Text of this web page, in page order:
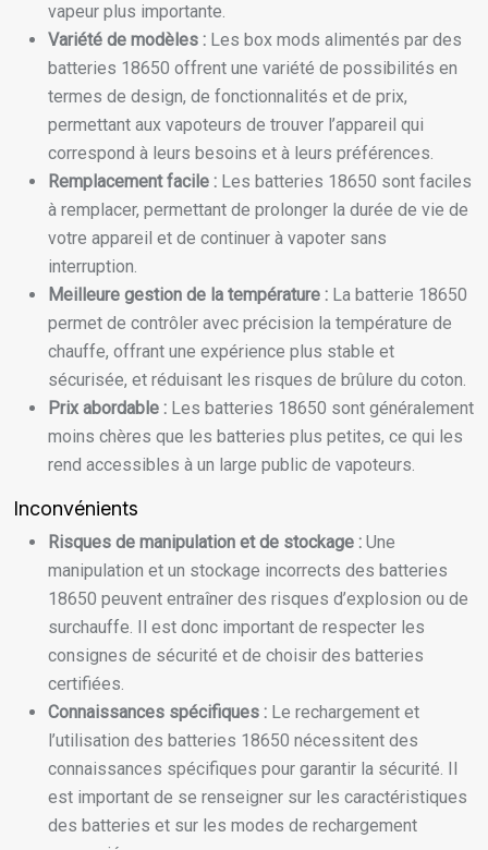
vapeur plus importante.
Variété de modèles : Les box mods alimentés par des
batteries 18650 offrent une variété de possibilités en
termes de design, de fonctionnalités et de prix,
permettant aux vapoteurs de trouver l’appareil qui
correspond à leurs besoins et à leurs préférences.
Remplacement facile : Les batteries 18650 sont faciles
à remplacer, permettant de prolonger la durée de vie de
votre appareil et de continuer à vapoter sans
interruption.
Meilleure gestion de la température : La batterie 18650
permet de contrôler avec précision la température de
chauffe, offrant une expérience plus stable et
sécurisée, et réduisant les risques de brûlure du coton.
Prix abordable : Les batteries 18650 sont généralement
moins chères que les batteries plus petites, ce qui les
rend accessibles à un large public de vapoteurs.
Inconvénients
Risques de manipulation et de stockage : Une
manipulation et un stockage incorrects des batteries
18650 peuvent entraîner des risques d’explosion ou de
surchauffe. Il est donc important de respecter les
consignes de sécurité et de choisir des batteries
certifiées.
Connaissances spécifiques : Le rechargement et
l’utilisation des batteries 18650 nécessitent des
connaissances spécifiques pour garantir la sécurité. Il
est important de se renseigner sur les caractéristiques
des batteries et sur les modes de rechargement